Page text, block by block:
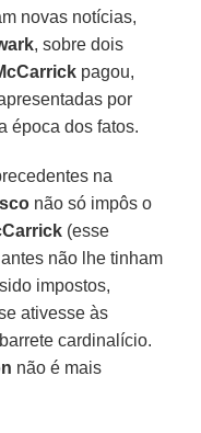
novas notícias,
, sobre dois
pagou,
por
época dos fatos.
na
não só impôs o
(esse
não lhe tinham
impostos,
ativesse às
cardinalício.
não é mais